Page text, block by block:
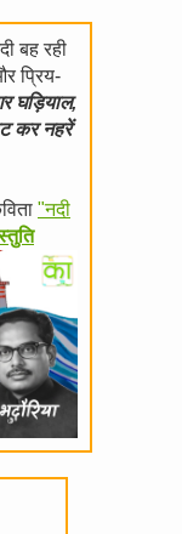
बह रही
प्रिय-
घड़ियाल,
कर नहरें
"नदी